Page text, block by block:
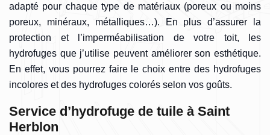
adapté pour chaque type de matériaux (poreux ou moins
poreux, minéraux, métalliques…). En plus d’assurer la
protection et l’imperméabilisation de votre toit, les
hydrofuges que j’utilise peuvent améliorer son esthétique.
En effet, vous pourrez faire le choix entre des hydrofuges
incolores et des hydrofuges colorés selon vos goûts.
Service d’hydrofuge de tuile à Saint
Herblon